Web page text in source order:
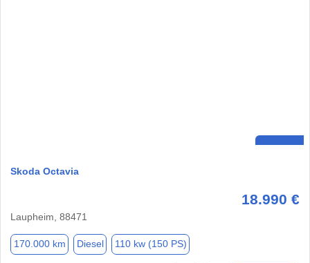
Skoda Octavia
18.990 €
Laupheim, 88471
170.000 km Diesel 110 kw (150 PS)